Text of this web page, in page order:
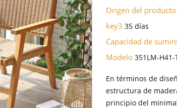
Origen del producto
key335 días
Capacidad de
Modelo351LM-H41-
En términos de
estructura de
principio del